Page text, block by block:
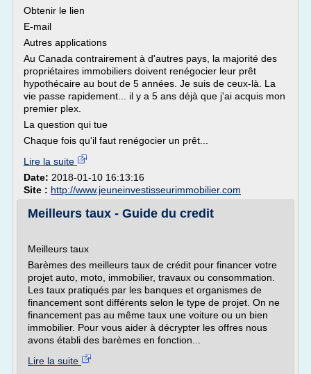
Obtenir le lien
E-mail
Autres applications
Au Canada contrairement à d'autres pays, la majorité des
propriétaires immobiliers doivent renégocier leur prêt
hypothécaire au bout de 5 années. Je suis de ceux-là. La
vie passe rapidement... il y a 5 ans déjà que j'ai acquis mon
premier plex.
La question qui tue
Chaque fois qu'il faut renégocier un prêt...
Lire la suite
Date: 2018-01-10 16:13:16
Site : http://www.jeuneinvestisseurimmobilier.com
Meilleurs taux - Guide du credit
Meilleurs taux
Barèmes des meilleurs taux de crédit pour financer votre
projet auto, moto, immobilier, travaux ou consommation.
Les taux pratiqués par les banques et organismes de
financement sont différents selon le type de projet. On ne
financement pas au même taux une voiture ou un bien
immobilier. Pour vous aider à décrypter les offres nous
avons établi des barèmes en fonction...
Lire la suite